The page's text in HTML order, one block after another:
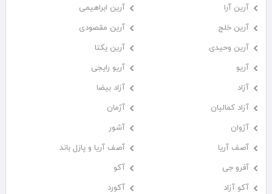
آرین آرا
آرین ابراهیمی
آرین خلج
آرین مقصودی
آرین وحیدی
آرین یکتا
آریو
آریو رایجی
آزاد
آزاد بیضا
آزاد کمالیان
آژمان
آژوان
آشور
آصف آریا
آصف آریا و پازل باند
آفرو جی
آکو
آکو آزاد
آکورد